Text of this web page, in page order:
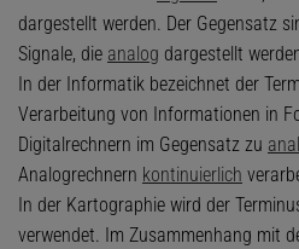
dargestellt werden. Der Gegensatz
Signale, die analog dargestellt
In der Informatik bezeichnet der
Verarbeitung von Informationen in
Digitalrechnern im Gegensatz zu
Analogrechnern kontinuierlich
In der Kartographie wird der
verwendet. Im Zusammenhang mit